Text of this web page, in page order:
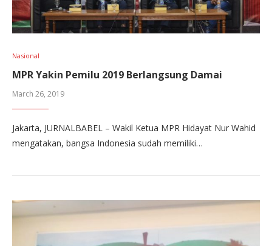
Nasional
MPR Yakin Pemilu 2019 Berlangsung Damai
March 26, 2019
Jakarta, JURNALBABEL – Wakil Ketua MPR Hidayat Nur Wahid
mengatakan, bangsa Indonesia sudah memiliki…